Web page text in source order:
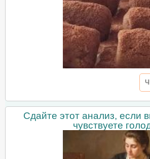
Сдайте этот анализ, если
чувствуете